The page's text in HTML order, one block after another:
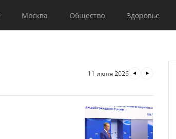
Москва Общество Здоровье
11 июня 2026